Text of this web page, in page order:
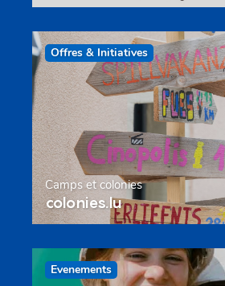
Offres & Initiatives
Camps et colonies
colonies.lu
Evenements